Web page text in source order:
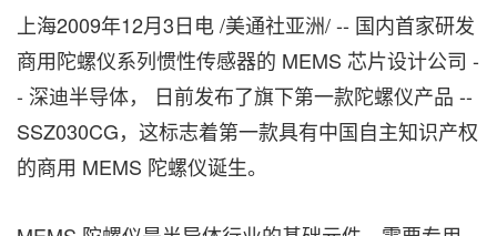
上海2009年12月3日电 /美通社亚洲/ -- 国内首家研发
商用陀螺仪系列惯性传感器的 MEMS 芯片设计公司 -
- 深迪半导体， 日前发布了旗下第一款陀螺仪产品 --
SSZ030CG，这标志着第一款具有中国自主知识产权
的商用 MEMS 陀螺仪诞生。